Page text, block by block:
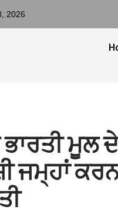
2026
ਮੂਲ
ਜਮ੍ਹਾਂ